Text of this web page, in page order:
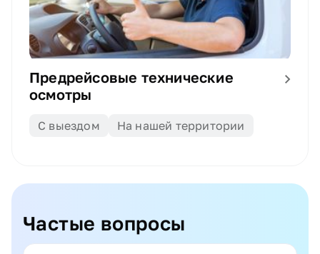
Предрейсовые технические
осмотры
С выездом На нашей территории
Частые вопросы